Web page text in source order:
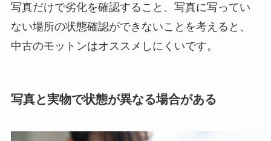
写真だけで劣化を確認すること、写真に写ってい
ない場所の状態確認ができないことを考えると、
中古のモットンはオススメしにくいです。
写真と実物で状態が異なる場合がある